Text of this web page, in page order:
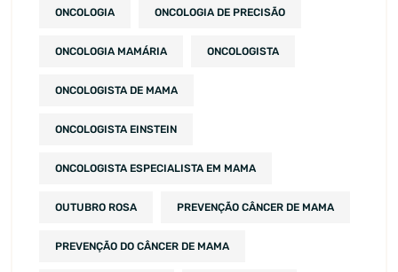
ONCOLOGIA ONCOLOGIA DE PRECISÃO
ONCOLOGIA MAMÁRIA ONCOLOGISTA
ONCOLOGISTA DE MAMA
ONCOLOGISTA EINSTEIN
ONCOLOGISTA ESPECIALISTA EM MAMA
OUTUBRO ROSA PREVENÇÃO CÂNCER DE MAMA
PREVENÇÃO DO CÂNCER DE MAMA